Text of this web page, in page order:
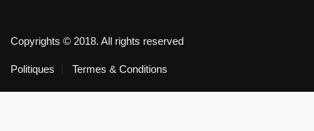
Copyrights © 2018. All rights reserved
Politiques Termes & Conditions